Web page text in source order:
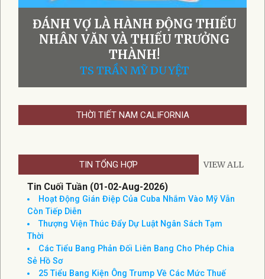
ĐÁNH VỢ LÀ HÀNH ĐỘNG THIẾU
NHÂN VĂN VÀ THIẾU TRƯỞNG
THÀNH!
TS TRẦN MỸ DUYỆT
THỜI TIẾT NAM CALIFORNIA
TIN TỔNG HỢP VIEW ALL
Tin Cuối Tuần (01-02-Aug-2026)
Hoạt Động Gián Điệp Của Cuba Nhắm Vào Mỹ Vẫn
Còn Tiếp Diễn
Thượng Viện Thúc Đẩy Dự Luật Ngân Sách Tạm
Thời
Các Tiểu Bang Phản Đối Liên Bang Cho Phép Chia
Sẻ Hồ Sơ
25 Tiểu Bang Kiện Ông Trump Về Các Mức Thuế